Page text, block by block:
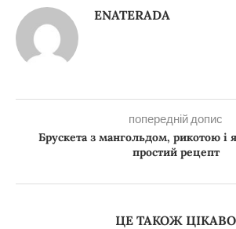
ENATERADA
попередній допис
Брускета з мангольдом, рикотою і
простий рецепт
ЦЕ ТАКОЖ ЦІКАВО